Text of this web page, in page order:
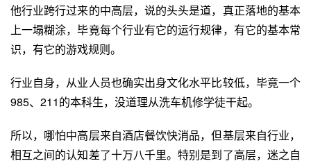
他行业跨行过来的中高层，说的头头是道，真正落地的基本
上一塌糊涂，毕竟每个行业有它的运行规律，有它的基本常
识，有它的游戏规则。
行业自身，从业人员也确实出身文化水平比较低，毕竟一个
985、211的本科生，没道理从洗车机修学徒干起。
所以，哪怕中高层来自酒店餐饮快消品，但基层来自行业，
相互之间的认知差了十万八千里。特别是到了高层，迷之自